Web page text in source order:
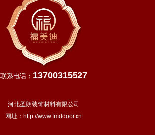
联系电话： 13700315527
河北圣朗装饰材料有限公司
网址： http://www.fmddoor.cn